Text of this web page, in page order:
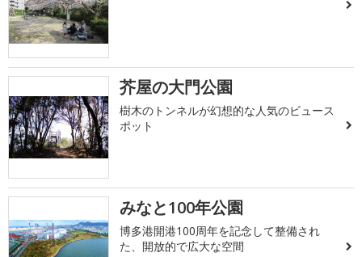
芥屋の大門公園
樹木のトンネルが幻想的な人気のビュース
ポット
みなと100年公園
博多港開港100周年を記念して整備され
た、開放的で広大な空間